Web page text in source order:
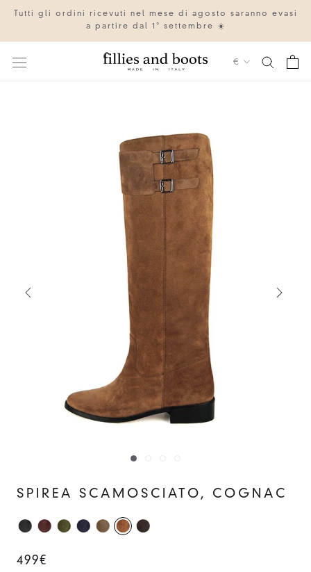
contenuto
Tutti gli ordini ricevuti nel mese di agosto saranno evasi
a partire dal 1° settembre ☀️
Valuta
€
SPIREA SCAMOSCIATO, COGNAC
499€